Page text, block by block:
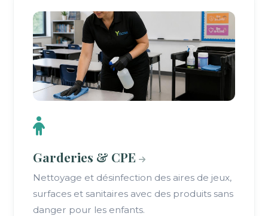
Garderies & CPE
Nettoyage et désinfection des aires de jeux,
surfaces et sanitaires avec des produits sans
danger pour les enfants.